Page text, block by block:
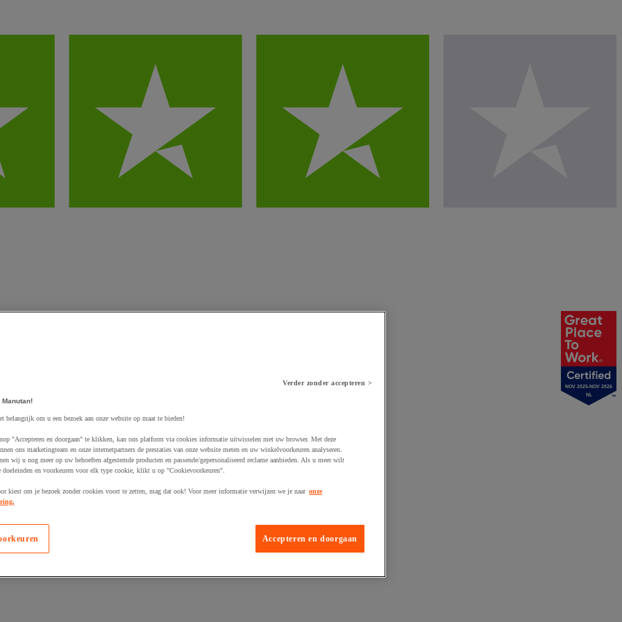
NOV 2025-NOV 2026
NL
Verder zonder accepteren >
belangrijk om u een bezoek aan onze website op maat te bieden!
"Accepteren en doorgaan" te klikken, kan ons platform via cookies informatie uitwisselen met uw browser. Met deze
ons marketingteam en onze internetpartners de prestaties van onze website meten en uw winkelvoorkeuren analyseren.
wij u nog meer op uw behoeften afgestemde producten en passende/gepersonaliseerd reclame aanbieden. Als u meer wilt
doeleinden en voorkeuren voor elk type cookie, klikt u op "Cookievoorkeuren".
kiest om je bezoek zonder cookies voort te zetten, mag dat ook! Voor meer informatie verwijzen we je naar onze
Accepteren en doorgaan